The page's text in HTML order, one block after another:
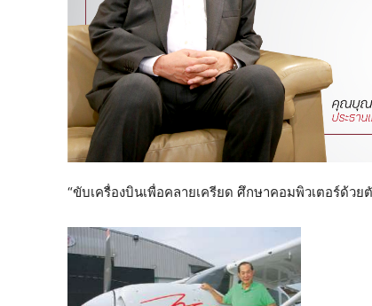
“ขับเครื่องบินเพื่อคลายเครียด ศึกษาคอมพิวเตอร์ด้วย